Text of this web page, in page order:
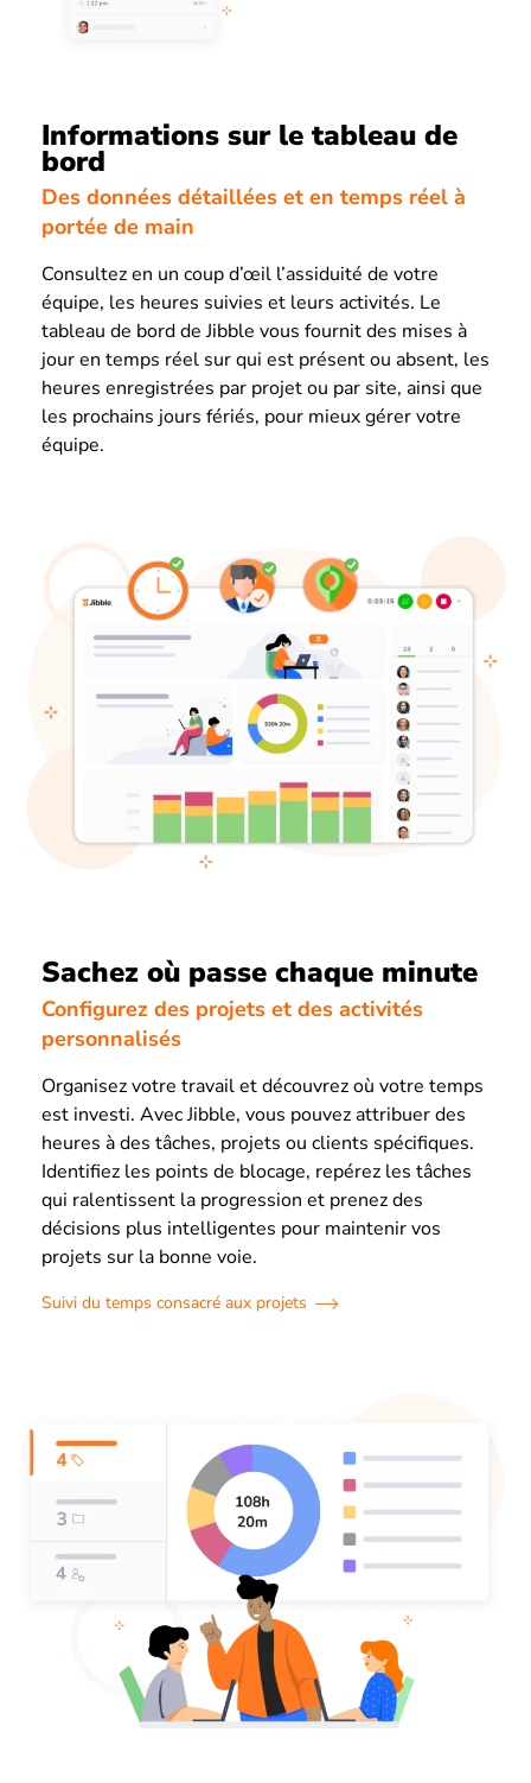
Informations sur le tableau de
bord
Des données détaillées et en temps réel à
portée de main
Consultez en un coup d’œil l’assiduité de votre
équipe, les heures suivies et leurs activités. Le
tableau de bord de Jibble vous fournit des mises à
jour en temps réel sur qui est présent ou absent, les
heures enregistrées par projet ou par site, ainsi que
les prochains jours fériés, pour mieux gérer votre
équipe.
Sachez où passe chaque minute
Configurez des projets et des activités
personnalisés
Organisez votre travail et découvrez où votre temps
est investi. Avec Jibble, vous pouvez attribuer des
heures à des tâches, projets ou clients spécifiques.
Identifiez les points de blocage, repérez les tâches
qui ralentissent la progression et prenez des
décisions plus intelligentes pour maintenir vos
projets sur la bonne voie.
Suivi du temps consacré aux projets